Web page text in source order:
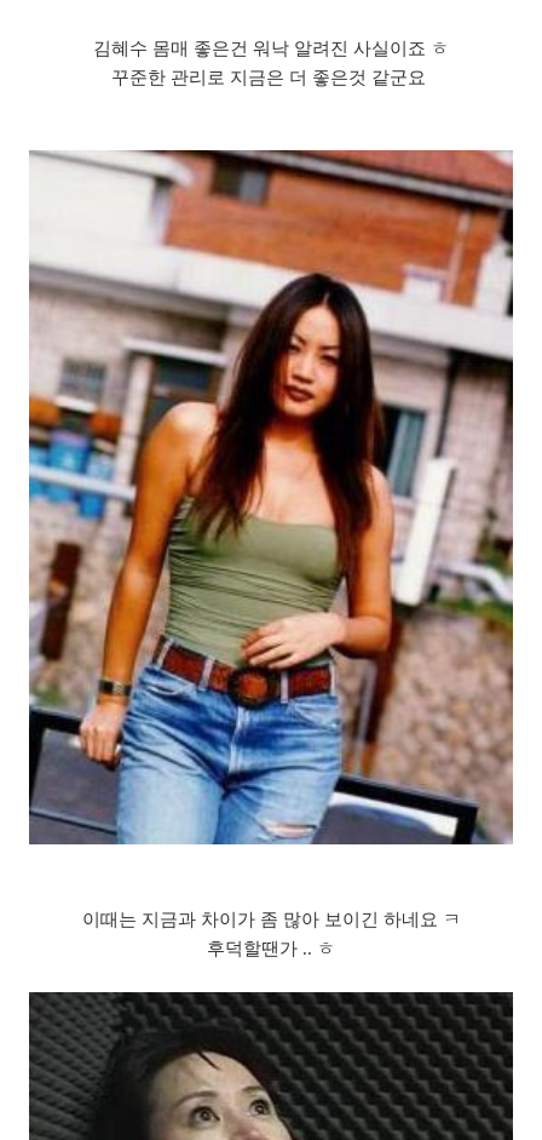
김혜수 몸매 좋은건 워낙 알려진 사실이죠 ㅎ
꾸준한 관리로 지금은 더 좋은것 같군요
이때는 지금과 차이가 좀 많아 보이긴 하네요 ㅋ
후덕할땐가 .. ㅎ